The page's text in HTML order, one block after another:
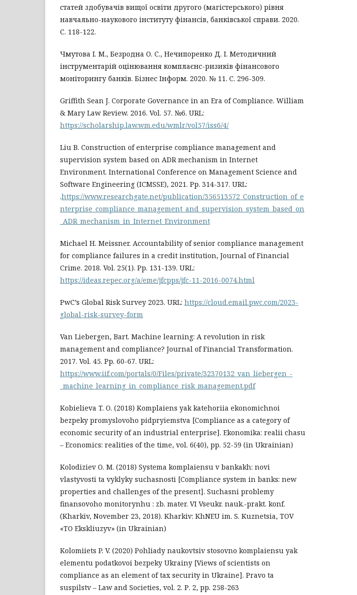
статей здобувачів вищої освіти другого (магістерського) рівня
навчально-наукового інституту фінансів, банківської справи. 2020.
С. 118-122.
Чмутова І. М., Безродна О. С., Нечипоренко Д. І. Методичний
інструментарій оцінювання комплаєнс-ризиків фінансового
моніторингу банків. Бізнес Інформ. 2020. № 11. C. 296-309.
Griffith Sean J. Corporate Governance in an Era of Compliance. William
& Mary Law Review. 2016. Vol. 57. №6. URL:
https://scholarship.law.wm.edu/wmlr/vol57/iss6/4/
Liu B. Construction of enterprise compliance management and
supervision system based on ADR mechanism in Internet
Environment. International Conference on Management Science and
Software Engineering (ICMSSE), 2021. Pр. 314-317. URL:
.https://www.researchgate.net/publication/356513572_Construction_of_e
nterprise_compliance_management_and_supervision_system_based_on
_ADR_mechanism_in_Internet_Environment
Michael H. Meissner. Accountability of senior compliance management
for compliance failures in a credit institution, Journal of Financial
Crime. 2018. Vol. 25(1). Pр. 131-139. URL:
https://ideas.repec.org/a/eme/jfcpps/jfc-11-2016-0074.html
PwC’s Global Risk Survey 2023. URL: https://cloud.email.pwc.com/2023-
global-risk-survey-form
Van Liebergen, Bart. Machine learning: A revolution in risk
management and compliance? Journal of Financial Transformation.
2017. Vol. 45. Pр. 60-67. URL:
https://www.iif.com/portals/0/Files/private/32370132_van_liebergen_-
_machine_learning_in_compliance_risk_management.pdf
Kobielieva T. O. (2018) Komplaiens yak katehoriia ekonomichnoi
bezpeky promyslovoho pidpryiemstva [Compliance as a category of
economic security of an industrial enterprise]. Ekonomika: realii chasu
– Economics: realities of the time, vol. 6(40), рр. 52-59 (in Ukrainian)
Kolodiziev O. M. (2018) Systema komplaiensu v bankakh: novi
vlastyvosti ta vyklyky suchasnosti [Compliance system in banks: new
properties and challenges of the present]. Suchasni problemy
finansovoho monitorynhu : zb. mater. VI Vseukr. nauk.-prakt. konf.
(Kharkiv, November 23, 2018). Kharkiv: KhNEU im. S. Kuznetsia, TOV
«TO Ekskliuzyv» (in Ukrainian)
Kolomiiets P. V. (2020) Pohliady naukovtsiv stosovno komplaiensu yak
elementu podatkovoi bezpeky Ukrainy [Views of scientists on
compliance as an element of tax security in Ukraine]. Pravo ta
suspilstv – Law and Societies, vol. 2. Р. 2, рр. 258-263